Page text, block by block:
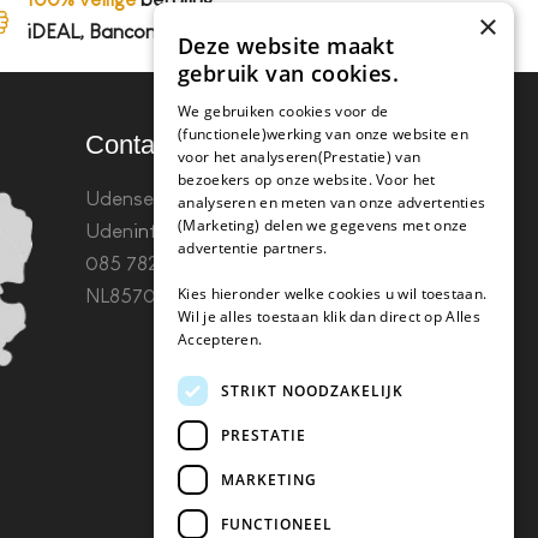
iDEAL, Bancontact en op rekening
Contact
Udenseweg 8B 5405 PA
Udeninfo(@)koffie-tabletten.nlTel.
085 782 5578KvK 67529623 Btw:
NL857053759B01
×
Deze website maakt
gebruik van cookies.
We gebruiken cookies voor de
(functionele)werking van onze website en
voor het analyseren(Prestatie) van
bezoekers op onze website. Voor het
analyseren en meten van onze advertenties
(Marketing) delen we gegevens met onze
advertentie partners.
Kies hieronder welke cookies u wil toestaan.
Wil je alles toestaan klik dan direct op Alles
Accepteren.
STRIKT NOODZAKELIJK
PRESTATIE
MARKETING
FUNCTIONEEL